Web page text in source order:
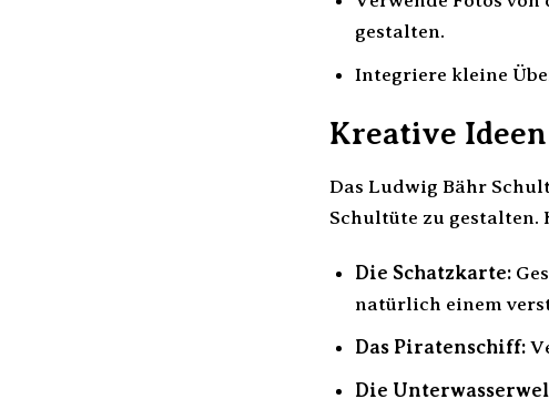
gestalten.
Integriere kleine
Kreative
Das Ludwig Bähr
Schultüte zu
Die Schatzkarte:
natürlich einem
Das Piratenschiff:
Die